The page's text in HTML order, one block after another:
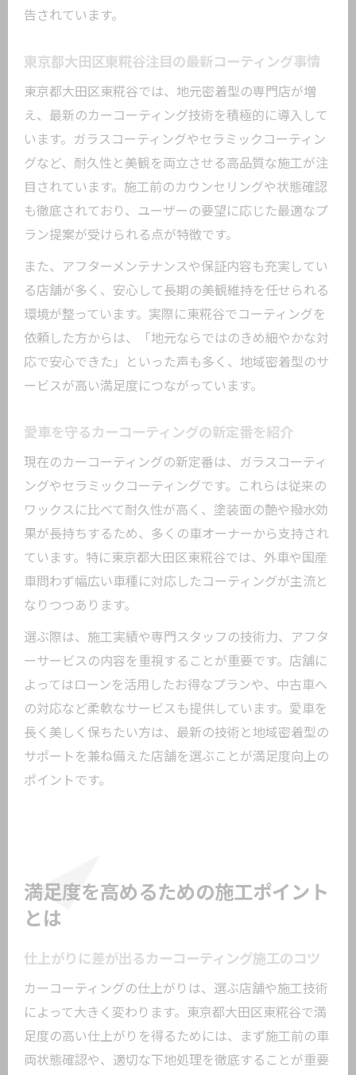
告されています。
東京都大田区東糀谷注目の最新コーティング事情
東京都大田区東糀谷では、地元密着型の専門店が増
え、最新のカーコーティング技術を積極的に導入して
います。ガラスコーティングやセラミックコーティン
グなど、耐久性と美観を両立させる高品質な施工が注
目されています。施工前のカウンセリングや状態確認
も徹底されており、ユーザーの要望に応じた最適なプ
ラン提案が受けられる点が特徴です。
また、アフターメンテナンスや保証内容も充実してい
る店舗が多く、安心して長期の美観維持を任せられる
環境が整っています。実際に東糀谷でコーティングを
依頼した方からは、「地元ならではのきめ細やかな対
応で安心できた」といった声も多く、地域密着型のサ
ービスが高い満足度につながっています。
愛車を守るカーコーティングの新定番を紹介
現在のカーコーティングの新定番は、ガラスコーティ
ングやセラミックコーティングです。これらは従来の
ワックスに比べて耐久性が高く、塗装面の艶や撥水効
果が長持ちするため、多くの車オーナーから支持され
ています。特に東京都大田区東糀谷では、外車や国産
車問わず幅広い車種に対応したコーティングが主流と
なりつつあります。
選ぶ際は、施工実績や専門スタッフの技術力、アフタ
ーサービスの内容を重視することが重要です。店舗に
よってはローンを活用したお得なプランや、中古車へ
の対応など柔軟なサービスも提供しています。愛車を
長く美しく保ちたい方は、最新の技術と地域密着型の
サポートを兼ね備えた店舗を選ぶことが満足度向上の
ポイントです。
満足度を高めるための施工ポイント
とは
仕上がりに差が出るカーコーティング施工のコツ
カーコーティングの仕上がりは、選ぶ店舗や施工技術
によって大きく変わります。東京都大田区東糀谷で満
足度の高い仕上がりを得るためには、まず施工前の車
両状態確認や、適切な下地処理を徹底することが重要